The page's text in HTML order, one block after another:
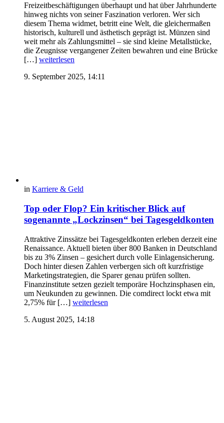
Freizeitbeschäftigungen überhaupt und hat über Jahrhunderte
hinweg nichts von seiner Faszination verloren. Wer sich
diesem Thema widmet, betritt eine Welt, die gleichermaßen
historisch, kulturell und ästhetisch geprägt ist. Münzen sind
weit mehr als Zahlungsmittel – sie sind kleine Metallstücke,
die Zeugnisse vergangener Zeiten bewahren und eine Brücke
[…] weiterlesen
9. September 2025, 14:11
in Karriere & Geld
Top oder Flop? Ein kritischer Blick auf
sogenannte „Lockzinsen“ bei Tagesgeldkonten
Attraktive Zinssätze bei Tagesgeldkonten erleben derzeit eine
Renaissance. Aktuell bieten über 800 Banken in Deutschland
bis zu 3% Zinsen – gesichert durch volle Einlagensicherung.
Doch hinter diesen Zahlen verbergen sich oft kurzfristige
Marketingstrategien, die Sparer genau prüfen sollten.
Finanzinstitute setzen gezielt temporäre Hochzinsphasen ein,
um Neukunden zu gewinnen. Die comdirect lockt etwa mit
2,75% für […] weiterlesen
5. August 2025, 14:18